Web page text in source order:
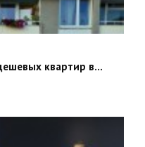
квартир в…